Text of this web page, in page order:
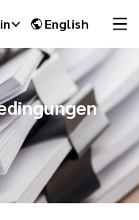
English